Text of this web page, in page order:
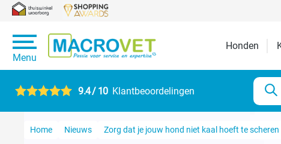
Menu
Honden
9.4 / 10 Klantbeoordelingen
Home Nieuws Zorg dat je jouw hond niet kaal hoeft te scheren